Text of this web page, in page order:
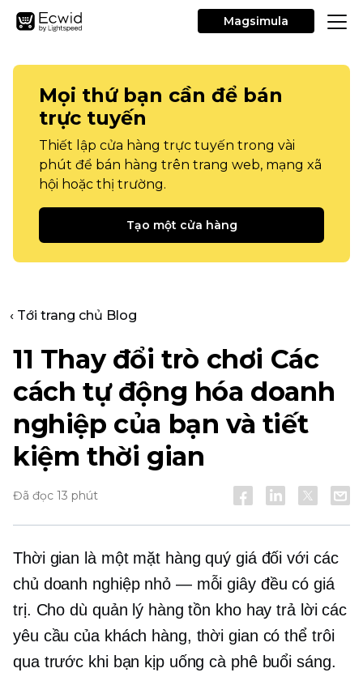
Magsimula
Mọi thứ bạn cần để bán
trực tuyến
Thiết lập cửa hàng trực tuyến trong vài
phút để bán hàng trên trang web, mạng xã
hội hoặc thị trường.
Tạo một cửa hàng
‹ Tới trang chủ Blog
11 Thay đổi trò chơi Các
cách tự động hóa doanh
nghiệp của bạn và tiết
kiệm thời gian
Đã đọc 13 phút
Thời gian là một mặt hàng quý giá đối với các
chủ doanh nghiệp nhỏ — mỗi giây đều có giá
trị. Cho dù quản lý hàng tồn kho hay trả lời các
yêu cầu của khách hàng, thời gian có thể trôi
qua trước khi bạn kịp uống cà phê buổi sáng.